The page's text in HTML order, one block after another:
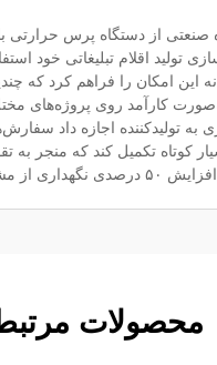
صنعتی از دستگاه پرس حرارتی
تولید اقلام تبلیغاتی خود
این امکان را فراهم کرد که
کارآمد روی پروژه‌های
به تولیدکننده اجازه داد
کوتاه تکمیل کند که منجر به
از مشتریان شد.
محصولات